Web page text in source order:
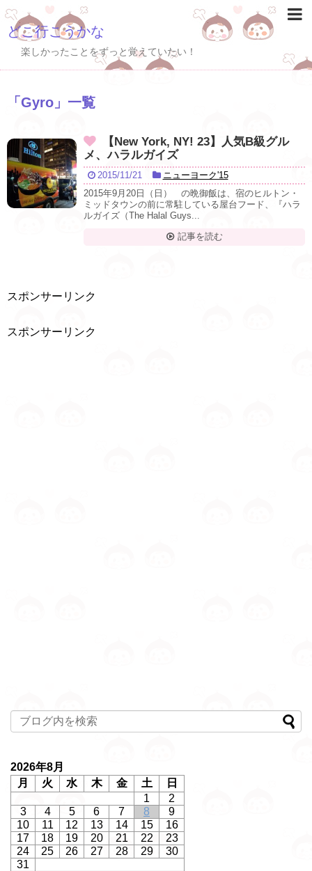
どこ行こうかな
楽しかったことをずっと覚えていたい！
「 Gyro 」 一覧
【New York, NY! 23】人気B級グル
メ、ハラルガイズ
2015/11/21
ニューヨーク'15
2015年9月20日（日） の晩御飯は、宿のヒルトン・
ミッドタウンの前に常駐している屋台フード、『ハラ
ルガイズ（The Halal Guys...
記事を読む
スポンサーリンク
スポンサーリンク
2026年8月
月
火 水 木 金 土
日
1
2
3
4 5 6 7 8
9
10
11 12 13 14 15
16
17
18 19 20 21 22
23
24
25 26 27 28 29
30
31